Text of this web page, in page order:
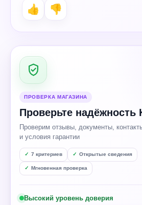
👍 👎
ПРОВЕРКА МАГАЗИНА
Проверьте надёжность
Проверим отзывы, документы, контакты, HTTPS-
и условия гарантии
7 критериев Открытые сведения
Мгновенная проверка
Высокий уровень доверия